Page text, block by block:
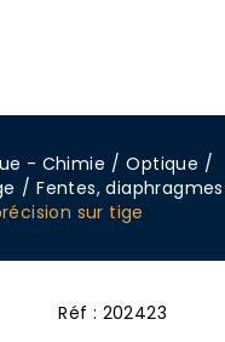
- Chimie / Optique /
/ Fentes, diaphragmes
sur tige
Réf : 202423